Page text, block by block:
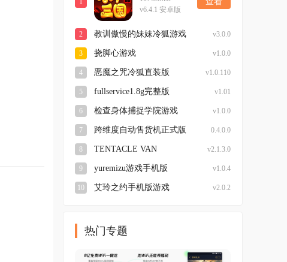
1
v6.4.1 安卓版
2 教训傲慢的妹妹冷狐游戏 v3.0.0
3 挠脚心游戏 v1.0.0
4 恶魔之咒冷狐直装版 v1.0.110
5 fullservice1.8g完整版 v1.01
6 检查身体捕捉学院游戏 v1.0.0
7 跨维度自动售货机正式版 0.4.0.0
8 TENTACLE VAN v2.1.3.0
9 yuremizu游戏手机版 v1.0.4
10 艾玲之约手机版游戏 v2.0.2
热门专题